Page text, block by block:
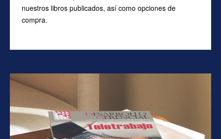
nuestros libros publicados, así como opciones de
compra.